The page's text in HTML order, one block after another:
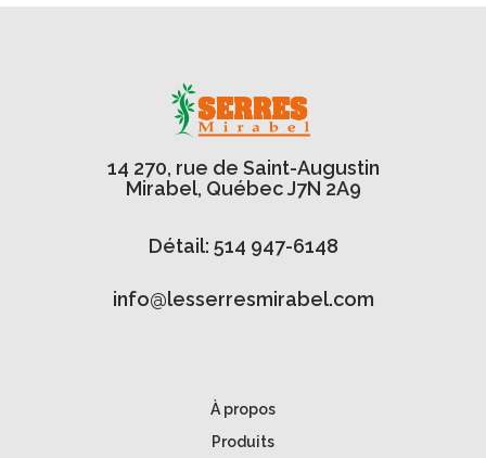
À propos
Produits
14 270, rue de Saint-Augustin
Mirabel, Québec J7N 2A9
Détail: 514 947-6148
info@lesserresmirabel.com